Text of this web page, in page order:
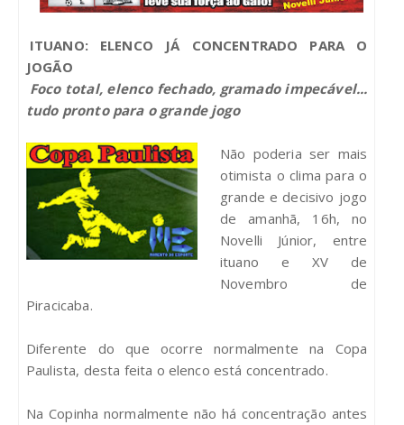
ITUANO: ELENCO JÁ CONCENTRADO PARA O
JOGÃO
Foco total, elenco fechado, gramado impecável...
tudo pronto para o grande jogo
Não poderia ser mais
otimista o clima para o
grande e decisivo jogo
de amanhã, 16h, no
Novelli Júnior, entre
ituano e XV de
Novembro de
Piracicaba.
Diferente do que ocorre normalmente na Copa
Paulista, desta feita o elenco está concentrado.
Na Copinha normalmente não há concentração antes